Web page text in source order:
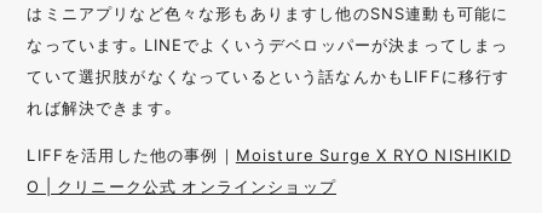
はミニアプリなど色々な形もありますし他のSNS連動も可能に
なっています。LINEでよくいうデベロッパーが決まってしまっ
ていて選択肢がなくなっているという話なんかもLIFFに移行す
れば解決できます。
LIFFを活用した他の事例｜ Moisture Surge X RYO NISHIKID
O | クリニーク公式 オンラインショップ